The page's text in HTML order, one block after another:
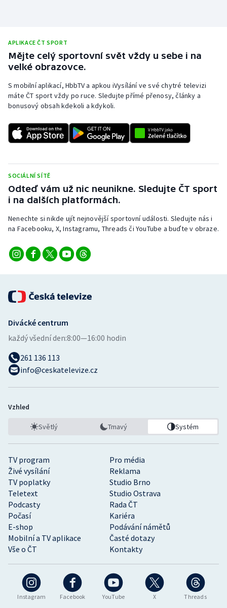
Ragby
Rychlobruslení
Rychlostní kanoistika
Short track
Sportovní střelba
Triatlon
Vodní slalom
Volejbal
APLIKACE ČT SPORT
Mějte celý sportovní svět vždy u sebe i na
velké obrazovce.
S mobilní aplikací, HbbTV a apkou iVysílání ve své chytré televizi
máte ČT sport vždy po ruce. Sledujte přímé přenosy, články a
bonusový obsah kdekoli a kdykoli.
SOCIÁLNÍ SÍTĚ
Odteď vám už nic neunikne. Sledujte ČT sport
i na dalších platformách.
Nenechte si nikde ujít nejnovější sportovní události. Sledujte nás i
na Facebooku, X, Instagramu, Threads či YouTube a buďte v obraze.
Instagram Facebook YouTube X Threads
TV program
Pro média
Živé vysílání
Reklama
TV poplatky
Studio Brno
Teletext
Studio Ostrava
Podcasty
Rada ČT
Počasí
Kariéra
E-shop
Podávání námětů
Mobilní a TV aplikace
Časté dotazy
Vše o ČT
Kontakty
Divácké centrum
každý všední den:8:00—16:00 hodin
261 136 113
info@ceskatelevize.cz
Vzhled
Světlý Tmavý Systém